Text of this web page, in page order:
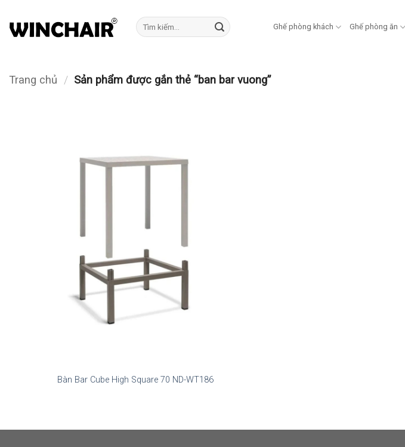
qua
Tìm
kiếm:
Ghế phòng khách Ghế phòng ăn
Trang chủ / Sản phẩm được gắn thẻ “ban bar vuong”
Bàn Bar Cube High Square 70 ND-WT186